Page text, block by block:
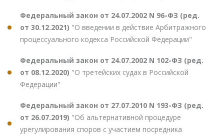
Федеральный закон от 24.07.2002 N 96-ФЗ (ред.
от 30.12.2021) "О введении в действие Арбитражного
процессуального кодекса Российской Федерации"
Федеральный закон от 24.07.2002 N 102-ФЗ (ред.
от 08.12.2020) "О третейских судах в Российской
Федерации"
Федеральный закон от 27.07.2010 N 193-ФЗ (ред.
от 26.07.2019) "Об альтернативной процедуре
урегулирования споров с участием посредника